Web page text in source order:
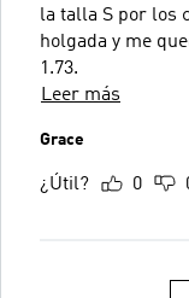
la talla S por los
holgada y me
1.73.
Leer más
Grace
¿Útil? 0